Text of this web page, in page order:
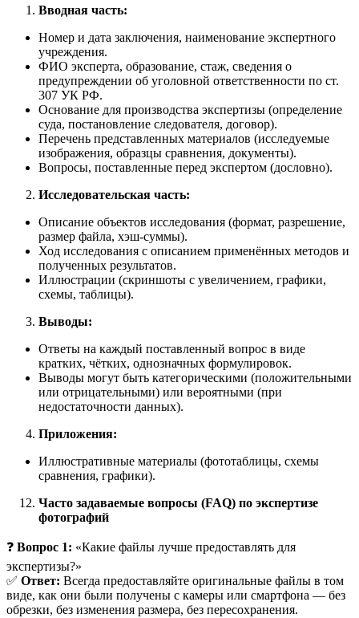
Вводная часть:
Номер и дата заключения, наименование экспертного
учреждения.
ФИО эксперта, образование, стаж, сведения о
предупреждении об уголовной ответственности по ст.
307 УК РФ.
Основание для производства экспертизы (определение
суда, постановление следователя, договор).
Перечень представленных материалов (исследуемые
изображения, образцы сравнения, документы).
Вопросы, поставленные перед экспертом (дословно).
Исследовательская часть:
Описание объектов исследования (формат, разрешение,
размер файла, хэш-суммы).
Ход исследования с описанием применённых методов и
полученных результатов.
Иллюстрации (скриншоты с увеличением, графики,
схемы, таблицы).
Выводы:
Ответы на каждый поставленный вопрос в виде
кратких, чётких, однозначных формулировок.
Выводы могут быть категорическими (положительными
или отрицательными) или вероятными (при
недостаточности данных).
Приложения:
Иллюстративные материалы (фототаблицы, схемы
сравнения, графики).
Часто задаваемые вопросы (FAQ) по экспертизе
фотографий
❓ Вопрос 1: «Какие файлы лучше предоставлять для
экспертизы?»
✅ Ответ: Всегда предоставляйте оригинальные файлы в том
виде, как они были получены с камеры или смартфона — без
обрезки, без изменения размера, без пересохранения.